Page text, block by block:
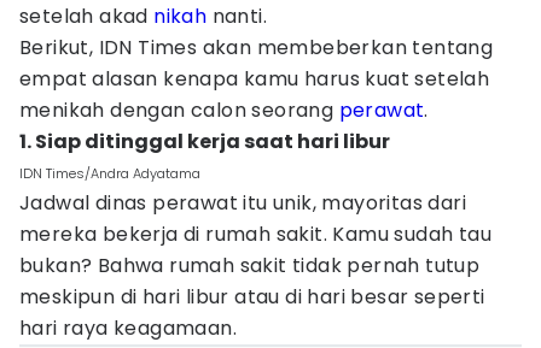
setelah akad nikah nanti.
Berikut, IDN Times akan membeberkan tentang
empat alasan kenapa kamu harus kuat setelah
menikah dengan calon seorang perawat.
1. Siap ditinggal kerja saat hari libur
IDN Times/Andra Adyatama
Jadwal dinas perawat itu unik, mayoritas dari
mereka bekerja di rumah sakit. Kamu sudah tau
bukan? Bahwa rumah sakit tidak pernah tutup
meskipun di hari libur atau di hari besar seperti
hari raya keagamaan.